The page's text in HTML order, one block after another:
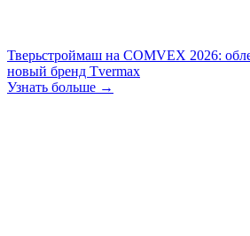
Тверьстроймаш на COMVEX 2026:
новый бренд Tvermax
Узнать больше →